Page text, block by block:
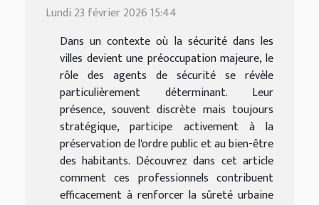
Lundi 23 février 2026 15:44
Dans un contexte où la sécurité dans les
villes devient une préoccupation majeure, le
rôle des agents de sécurité se révèle
particulièrement déterminant. Leur
présence, souvent discrète mais toujours
stratégique, participe activement à la
préservation de l'ordre public et au bien-être
des habitants. Découvrez dans cet article
comment ces professionnels contribuent
efficacement à renforcer la sûreté urbaine